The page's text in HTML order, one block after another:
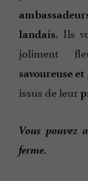
landais. Ils
joliment
savoureuse
issus de leur
Vous pouvez
ferme.